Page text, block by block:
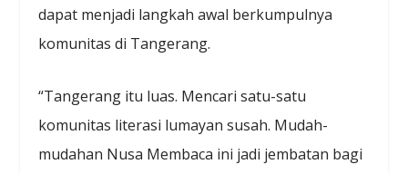
dapat menjadi langkah awal berkumpulnya
komunitas di Tangerang.
“Tangerang itu luas. Mencari satu-satu
komunitas literasi lumayan susah. Mudah-
mudahan Nusa Membaca ini jadi jembatan bagi